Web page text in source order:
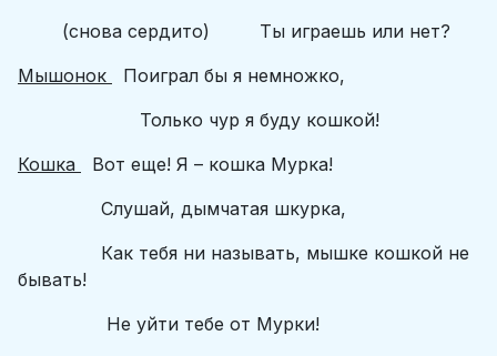
(снова сердито) Ты играешь или нет?
Мышонок
Поиграл бы я немножко,
Только чур я буду кошкой!
Кошка
Вот еще! Я – кошка Мурка!
Слушай, дымчатая шкурка,
Как тебя ни называть, мышке кошкой не
бывать!
Не уйти тебе от Мурки!